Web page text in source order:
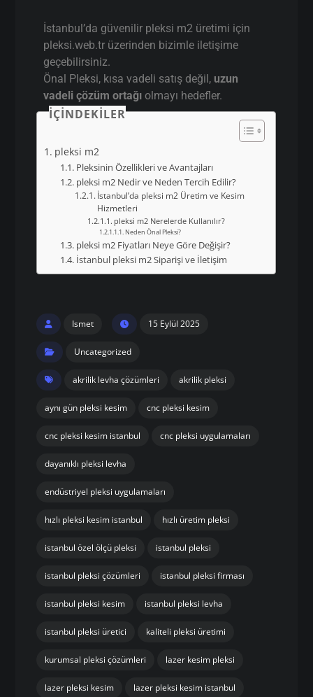
İstanbul’da güvenilir pleksi m2 üretimi için
pleksi.web.tr üzerinden bizimle iletişime
geçebilirsiniz.
Önal Pleksi, kısa vadeli satış değil, uzun
vadeli çözüm ortağı olmayı hedefler.
İÇINDEKILER
pleksi m2
Pleksinin Özellikleri ve Avantajları
pleksi m2 Nedir ve Neden Tercih Edilir?
İstanbul’da pleksi m2 Üretim ve Kesim
Hizmetleri
pleksi m2 Nerelerde Kullanılır?
Neden Önal Pleksi?
pleksi m2 Fiyatları Neye Göre Değişir?
İstanbul pleksi m2 Siparişi ve İletişim
Ismet 15 Eylül 2025
Uncategorized
akrilik levha çözümleri akrilik pleksi
aynı gün pleksi kesim cnc pleksi kesim
cnc pleksi kesim istanbul cnc pleksi uygulamaları
dayanıklı pleksi levha
endüstriyel pleksi uygulamaları
hızlı pleksi kesim istanbul hızlı üretim pleksi
istanbul özel ölçü pleksi istanbul pleksi
istanbul pleksi çözümleri istanbul pleksi firması
istanbul pleksi kesim istanbul pleksi levha
istanbul pleksi üretici kaliteli pleksi üretimi
kurumsal pleksi çözümleri lazer kesim pleksi
lazer pleksi kesim lazer pleksi kesim istanbul